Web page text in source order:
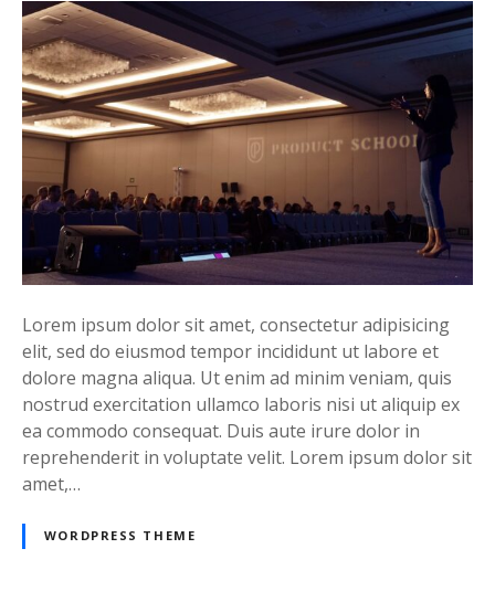
B
l
o
g
p
o
s
t
e
a
p
l
e
Lorem ipsum dolor sit amet, consectetur adipisicing
elit, sed do eiusmod tempor incididunt ut labore et
dolore magna aliqua. Ut enim ad minim veniam, quis
nostrud exercitation ullamco laboris nisi ut aliquip ex
ea commodo consequat. Duis aute irure dolor in
reprehenderit in voluptate velit. Lorem ipsum dolor sit
amet,…
WORDPRESS THEME